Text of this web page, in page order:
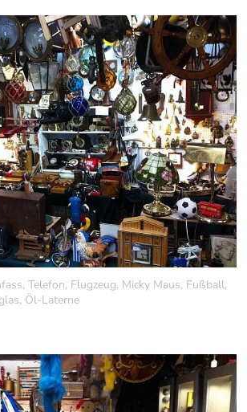
Telefon, Flugzeug, Micky Maus, Fußball,
Öl-Laterne